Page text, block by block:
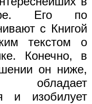
Его по
с Книгой
текстом о
Конечно, в
он ниже,
обладает
и изобилует